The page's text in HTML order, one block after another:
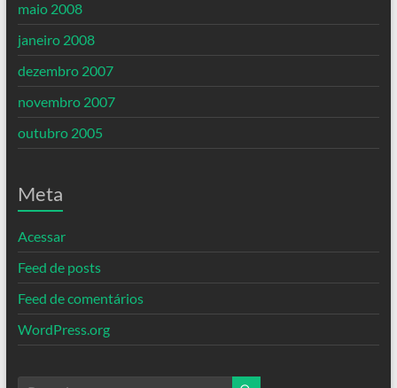
maio 2008
janeiro 2008
dezembro 2007
novembro 2007
outubro 2005
Meta
Acessar
Feed de posts
Feed de comentários
WordPress.org